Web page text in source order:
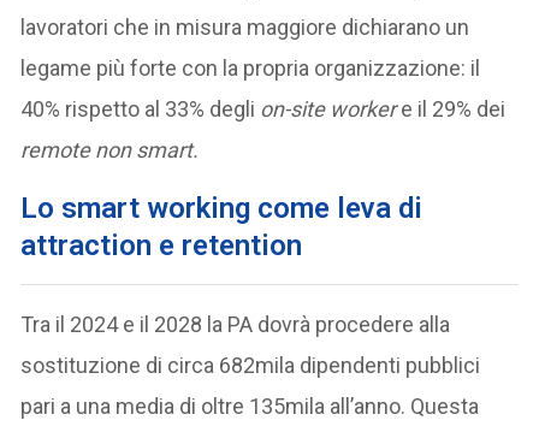
lavoratori che in misura maggiore dichiarano un
legame più forte con la propria organizzazione: il
40% rispetto al 33% degli on-site workere il 29% dei
remote non smart.
Lo smart working come leva di
attraction e retention
Tra il 2024 e il 2028 la PA dovrà procedere alla
sostituzione di circa 682mila dipendenti pubblici
pari a una media di oltre 135mila all’anno. Questa